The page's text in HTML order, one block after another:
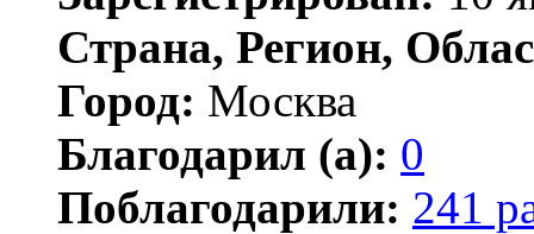
Страна, Регион,
Город: Москва
Благодарил (а): 0
Поблагодарили: 241